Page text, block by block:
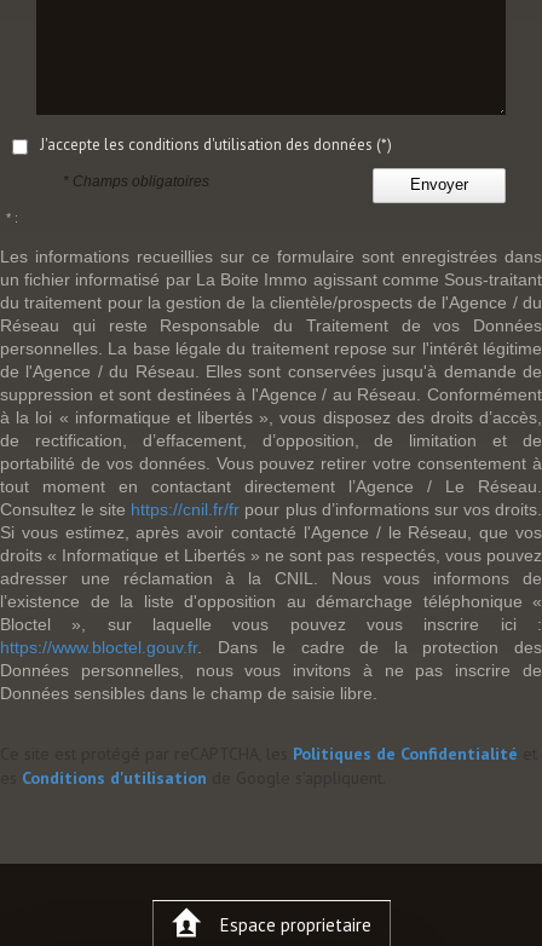
J'accepte les conditions d'utilisation des données (*)
Envoyer
* Champs obligatoires
* :
Les informations recueillies sur ce formulaire sont enregistrées dans
un fichier informatisé par La Boite Immo agissant comme Sous-traitant
du traitement pour la gestion de la clientèle/prospects de l'Agence / du
Réseau qui reste Responsable du Traitement de vos Données
personnelles. La base légale du traitement repose sur l'intérêt légitime
de l'Agence / du Réseau. Elles sont conservées jusqu'à demande de
suppression et sont destinées à l'Agence / au Réseau. Conformément
à la loi « informatique et libertés », vous disposez des droits d’accès,
de rectification, d’effacement, d’opposition, de limitation et de
portabilité de vos données. Vous pouvez retirer votre consentement à
tout moment en contactant directement l’Agence / Le Réseau.
Consultez le site https://cnil.fr/fr pour plus d’informations sur vos droits.
Si vous estimez, après avoir contacté l'Agence / le Réseau, que vos
droits « Informatique et Libertés » ne sont pas respectés, vous pouvez
adresser une réclamation à la CNIL. Nous vous informons de
l’existence de la liste d'opposition au démarchage téléphonique «
Bloctel », sur laquelle vous pouvez vous inscrire ici :
https://www.bloctel.gouv.fr. Dans le cadre de la protection des
Données personnelles, nous vous invitons à ne pas inscrire de
Données sensibles dans le champ de saisie libre.
Politiques de Confidentialité
Conditions d'utilisation
Espace proprietaire